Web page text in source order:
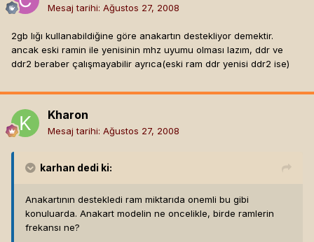
Mesaj tarihi: Ağustos 27, 2008
2gb lığı kullanabildiğine göre anakartın destekliyor demektir.
ancak eski ramin ile yenisinin mhz uyumu olması lazım, ddr ve
ddr2 beraber çalışmayabilir ayrıca(eski ram ddr yenisi ddr2 ise)
Kharon
Mesaj tarihi: Ağustos 27, 2008
karhan dedi ki:
Anakartının destekledi ram miktarıda onemli bu gibi
konuluarda. Anakart modelin ne oncelikle, birde ramlerin
frekansı ne?